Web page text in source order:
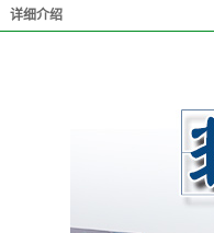
详细介绍